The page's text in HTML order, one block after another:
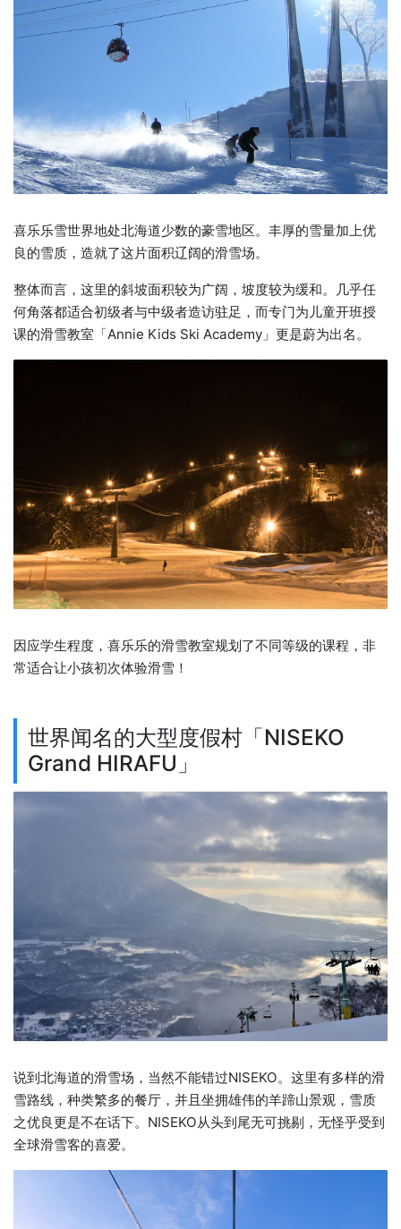
喜乐乐雪世界地处北海道少数的豪雪地区。丰厚的雪量加上优
良的雪质，造就了这片面积辽阔的滑雪场。
整体而言，这里的斜坡面积较为广阔，坡度较为缓和。几乎任
何角落都适合初级者与中级者造访驻足，而专门为儿童开班授
课的滑雪教室「Annie Kids Ski Academy」更是蔚为出名。
因应学生程度，喜乐乐的滑雪教室规划了不同等级的课程，非
常适合让小孩初次体验滑雪！
世界闻名的大型度假村「NISEKO
Grand HIRAFU」
说到北海道的滑雪场，当然不能错过NISEKO。这里有多样的滑
雪路线，种类繁多的餐厅，并且坐拥雄伟的羊蹄山景观，雪质
之优良更是不在话下。NISEKO从头到尾无可挑剔，无怪乎受到
全球滑雪客的喜爱。